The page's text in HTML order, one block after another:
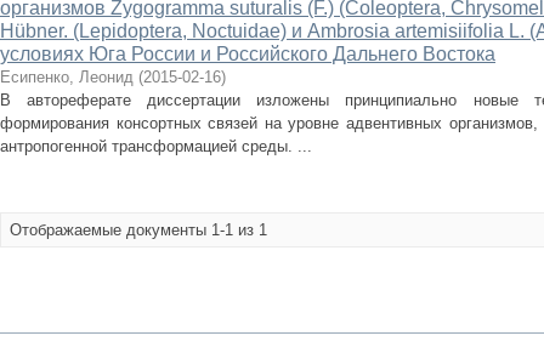
организмов Zygogramma suturalis (F.) (Coleoptera,
Hübner. (Lepidoptera, Noctuidae) и Ambrosia artemisiifolia L.
условиях Юга России и Российского Дальнего Востока
Есипенко, Леонид (2015-02-16)
В автореферате диссертации изложены принципиально новые
формирования консортных связей на уровне адвентивных
антропогенной трансформацией среды. ...
Отображаемые документы 1-1 из 1